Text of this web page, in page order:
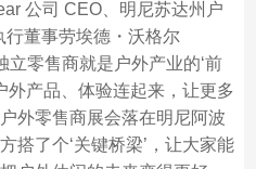
公司 CEO、明尼苏达州户
董事劳埃德・沃格尔
立零售商就是户外产业的‘前
产品、体验连起来，让更多
外零售商展会落在明尼阿波
搭了个‘关键桥梁’，让大家能